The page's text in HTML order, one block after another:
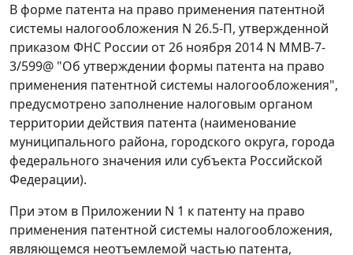
В форме патента на право применения патентной
системы налогообложения N 26.5-П, утвержденной
приказом ФНС России от 26 ноября 2014 N ММВ-7-
3/599@ "Об утверждении формы патента на право
применения патентной системы налогообложения",
предусмотрено заполнение налоговым органом
территории действия патента (наименование
муниципального района, городского округа, города
федерального значения или субъекта Российской
Федерации).
При этом в Приложении N 1 к патенту на право
применения патентной системы налогообложения,
являющемся неотъемлемой частью патента,